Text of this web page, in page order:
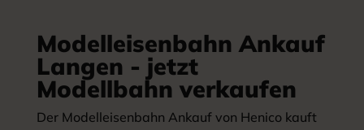
Modelleisenbahn Ankauf
Langen - jetzt
Modellbahn verkaufen
Der Modelleisenbahn Ankauf von Henico kauft